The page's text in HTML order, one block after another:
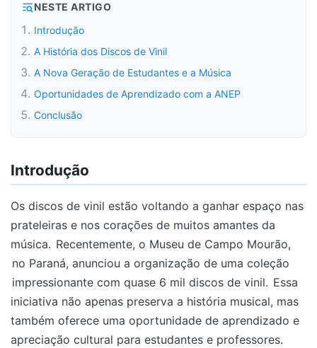
NESTE ARTIGO
Introdução
A História dos Discos de Vinil
A Nova Geração de Estudantes e a Música
Oportunidades de Aprendizado com a ANEP
Conclusão
Introdução
Os discos de vinil estão voltando a ganhar espaço nas
prateleiras e nos corações de muitos amantes da
música. Recentemente, o Museu de Campo Mourão,
no Paraná, anunciou a organização de uma coleção
impressionante com quase 6 mil discos de vinil. Essa
iniciativa não apenas preserva a história musical, mas
também oferece uma oportunidade de aprendizado e
apreciação cultural para estudantes e professores.